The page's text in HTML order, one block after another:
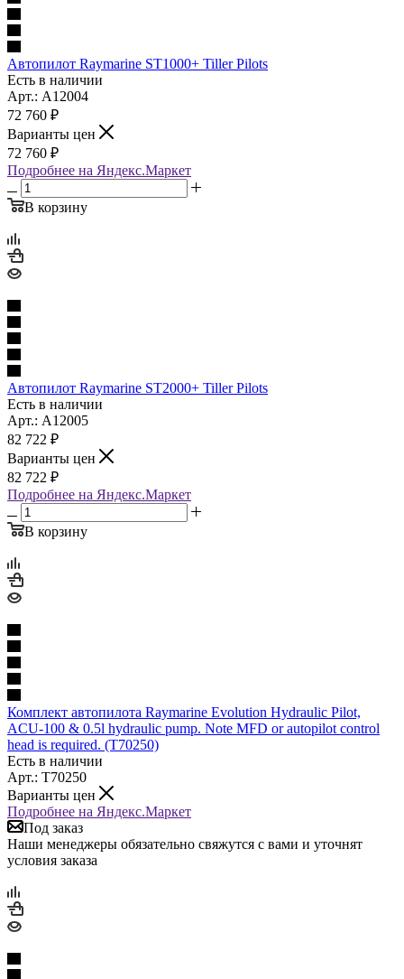
Автопилот Raymarine ST1000+ Tiller Pilots
Есть в наличии
Арт.: A12004
72 760 ₽
Варианты цен
72 760 ₽
Подробнее на Яндекс.Маркет
В корзину
Автопилот Raymarine ST2000+ Tiller Pilots
Есть в наличии
Арт.: A12005
82 722 ₽
Варианты цен
82 722 ₽
Подробнее на Яндекс.Маркет
В корзину
Комплект автопилота Raymarine Evolution Hydraulic Pilot,
ACU-100 & 0.5l hydraulic pump. Note MFD or autopilot control
head is required. (T70250)
Есть в наличии
Арт.: T70250
Варианты цен
Подробнее на Яндекс.Маркет
Под заказ
Наши менеджеры обязательно свяжутся с вами и уточнят
условия заказа